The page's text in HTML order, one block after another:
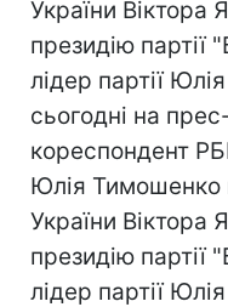
України Віктора
президію партії
лідер партії
сьогодні на
кореспондент
Юлія Тимошенко
України Віктора
президію партії
лідер партії